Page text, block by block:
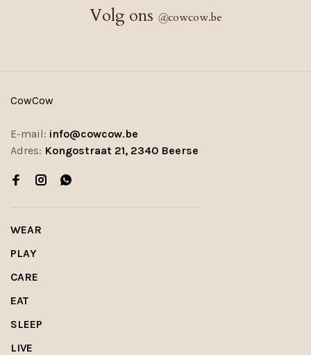
Volg ons @cowcow.be
CowCow
E-mail: info@cowcow.be
Adres: Kongostraat 21, 2340 Beerse
WEAR
PLAY
CARE
EAT
SLEEP
LIVE